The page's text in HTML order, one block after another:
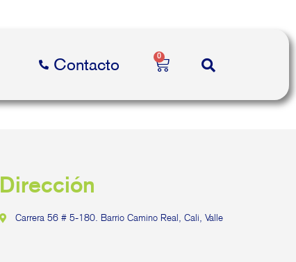
Contacto 0
Dirección
Carrera 56 # 5-180. Barrio Camino Real, Cali, Valle